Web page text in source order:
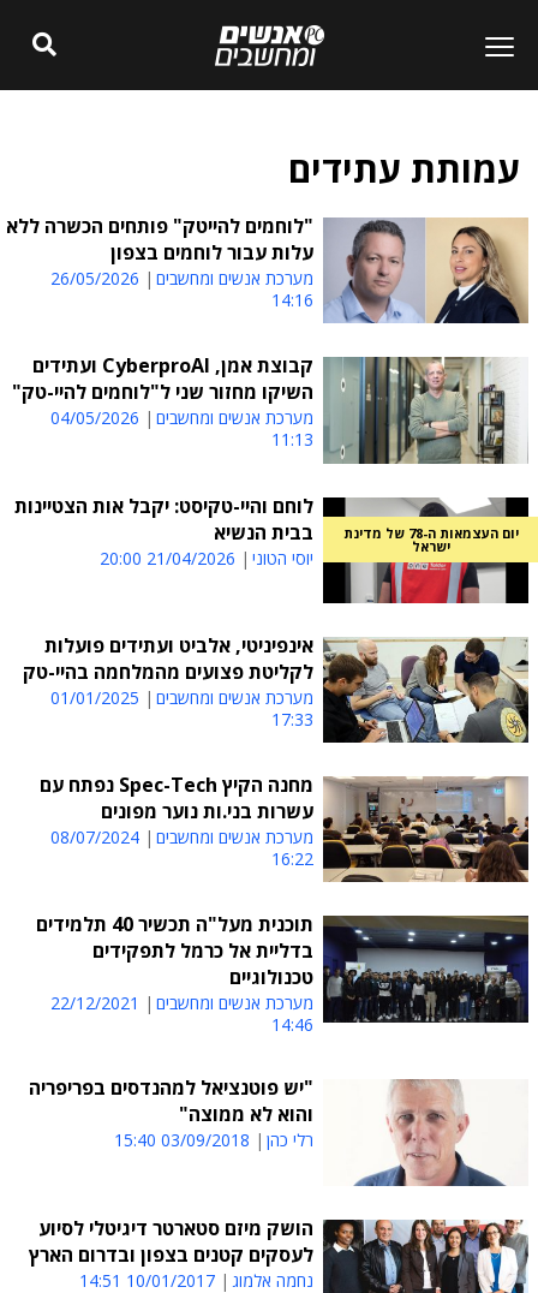
עמותת עתידים
"לוחמים להייטק" פותחים הכשרה ללא
עלות עבור לוחמים בצפון
מערכת אנשים ומחשבים
26/05/2026
14:16
קבוצת אמן, CyberproAI ועתידים
השיקו מחזור שני ל"לוחמים להיי-טק"
מערכת אנשים ומחשבים
04/05/2026
11:13
יום העצמאות ה-78 של מדינת
ישראל
לוחם והיי-טקיסט: יקבל אות הצטיינות
בבית הנשיא
יוסי הטוני 21/04/2026 20:00
אינפיניטי, אלביט ועתידים פועלות
לקליטת פצועים מהמלחמה בהיי-טק
מערכת אנשים ומחשבים
01/01/2025
17:33
מחנה הקיץ Spec-Tech נפתח עם
עשרות בני.ות נוער מפונים
מערכת אנשים ומחשבים
08/07/2024
16:22
תוכנית מעל"ה תכשיר 40 תלמידים
בדליית אל כרמל לתפקידים
טכנולוגיים
מערכת אנשים ומחשבים
22/12/2021
14:46
"יש פוטנציאל למהנדסים בפריפריה
והוא לא ממוצה"
רלי כהן 03/09/2018 15:40
הושק מיזם סטארטר דיגיטלי לסיוע
לעסקים קטנים בצפון ובדרום הארץ
נחמה אלמוג 10/01/2017 14:51